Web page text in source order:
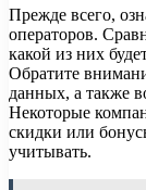
Прежде всего,
операторов.
какой из них
Обратите
данных, а также
Некоторые
скидки или
учитывать.